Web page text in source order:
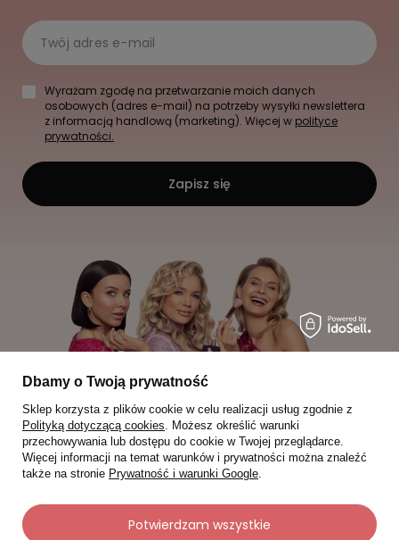
Twój adres e-mail
Wyrażam zgodę na przetwarzanie moich danych
osobowych (adres e-mail) na potrzeby wysyłki newslettera
z informacją handlową (marketing). Więcej w polityce
prywatności.
Zapisz się
Moje zamówienia
Dbamy o Twoją prywatność
Sklep korzysta z plików cookie w celu realizacji usług zgodnie z
Polityką dotyczącą cookies. Możesz określić warunki
przechowywania lub dostępu do cookie w Twojej przeglądarce.
Więcej informacji na temat warunków i prywatności można znaleźć
także na stronie Prywatność i warunki Google.
Potwierdzam wszystkie